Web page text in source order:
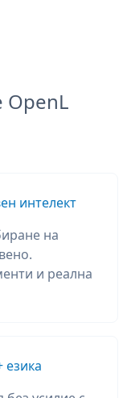
OpenL
интелект
на
и реална
езика